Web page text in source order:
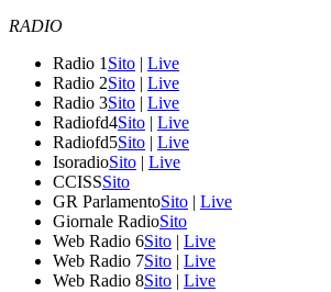
RADIO
Radio 1 Sito | Live
Radio 2Sito | Live
Radio 3Sito | Live
Radiofd4Sito | Live
Radiofd5Sito | Live
IsoradioSito | Live
CCISSSito
GR ParlamentoSito | Live
Giornale RadioSito
Web Radio 6Sito | Live
Web Radio 7Sito | Live
Web Radio 8Sito | Live